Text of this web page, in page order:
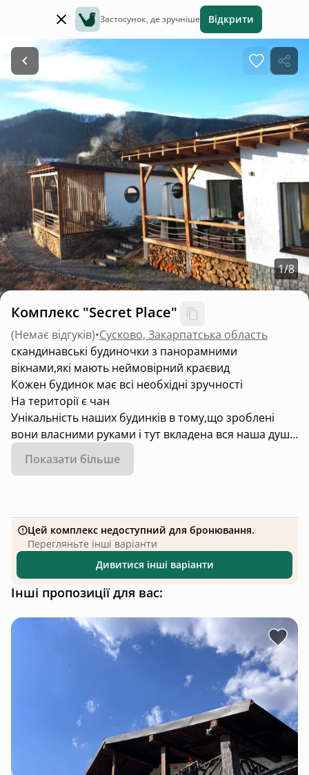
Застосунок, де зручніше Відкрити
1/8
Комплекс "Secret Place"
(Немає відгуків)•Сусково, Закарпатська область
скандинавські будиночки з панорамними
вікнами,які мають неймовірний краєвид
Кожен будинок має всі необхідні зручності
На території є чан
Унікальність наших будинків в тому,що зроблені
вони власними руками і тут вкладена вся наша душа
Саме тут ти відчуваєш єднання з природою і
неймовірний затишок
Показати більше
Цей комплекс недоступний для бронювання.
Перегляньте інші варіанти
Дивитися інші варіанти
Інші пропозиції для вас: